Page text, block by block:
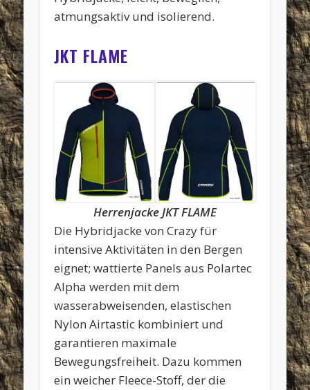
atmungsaktiv und isolierend.
JKT FLAME
Herrenjacke JKT FLAME
Die Hybridjacke von Crazy für
intensive Aktivitäten in den Bergen
eignet; wattierte Panels aus Polartec
Alpha werden mit dem
wasserabweisenden, elastischen
Nylon Airtastic kombiniert und
garantieren maximale
Bewegungsfreiheit. Dazu kommen
ein weicher Fleece-Stoff, der die